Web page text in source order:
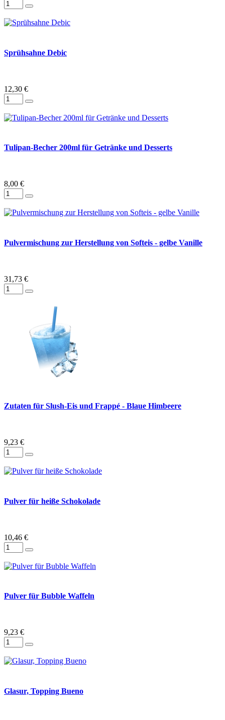
Sprühsahne Debic
12,30 €
Tulipan-Becher 200ml für Getränke und Desserts
8,00 €
Pulvermischung zur Herstellung von Softeis - gelbe Vanille
31,73 €
Zutaten für Slush-Eis und Frappé - Blaue Himbeere
9,23 €
Pulver für heiße Schokolade
10,46 €
Pulver für Bubble Waffeln
9,23 €
Glasur, Topping Bueno